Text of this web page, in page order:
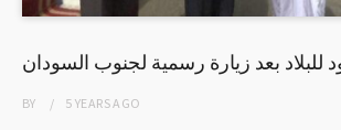
للبلاد بعد زيارة رسمية لجنوب السودان
BY 5 YEARSAGO